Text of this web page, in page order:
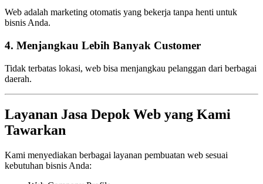
Web adalah marketing otomatis yang bekerja tanpa henti untuk
bisnis Anda.
4. Menjangkau Lebih Banyak Customer
Tidak terbatas lokasi, web bisa menjangkau pelanggan dari berbagai
daerah.
Layanan Jasa Depok Web yang Kami
Tawarkan
Kami menyediakan berbagai layanan pembuatan web sesuai
kebutuhan bisnis Anda: